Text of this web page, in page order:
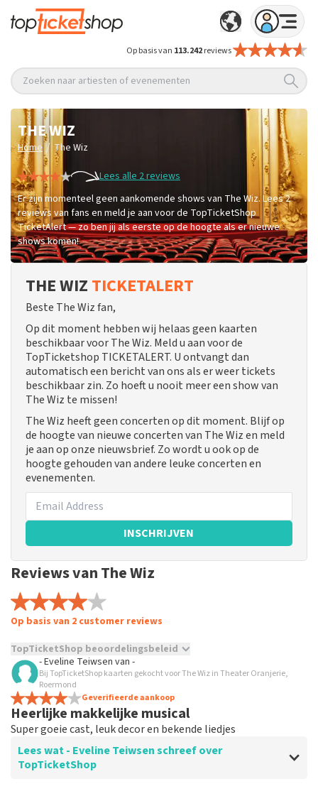
Op basis van 113.242reviews
Zoeken naar artiesten of evenementen
THE WIZ
Home / The Wiz
Lees alle 2 reviews
Er zijn momenteel geen aankomende shows van The Wiz. Lees 2
reviews van fans en meld je aan voor de TopTicketShop
TicketAlert — zo ben jij als eerste op de hoogte als er nieuwe
shows komen!
THE WIZ TICKETALERT
Beste The Wiz fan,
Op dit moment hebben wij helaas geen kaarten
beschikbaar voor The Wiz. Meld u aan voor de
TopTicketshop TICKETALERT. U ontvangt dan
automatisch een bericht van ons als er weer tickets
beschikbaar zin. Zo hoeft u nooit meer een show van
The Wiz te missen!
The Wiz heeft geen concerten op dit moment. Blijf op
de hoogte van nieuwe concerten van The Wiz en meld
je aan op onze nieuwsbrief. Zo wordt u ook op de
hoogte gehouden van andere leuke concerten en
evenementen.
INSCHRIJVEN
Reviews van The Wiz
Op basis van 2 customer reviews
TopTicketShop beoordelingsbeleid
TopTicketShop verzamelt reviews van echte klanten. Het is
niet mogelijk om een review achter te laten als je geen
tickets hebt aangeschaft bij TopTicketShop. Reviews met
grof taalgebruik en/of onwaarheden worden niet geplaatst.
Het kan enkele weken duren voordat een review wordt
geplaatst.
- Eveline Teiwsen van -
Bij TopTicketShop kaarten gekocht voor The Wiz in Theater Oranjerie,
Roermond
Geverifieerde aankoop
Heerlijke makkelijke musical
Super goeie cast, leuk decor en bekende liedjes
Lees wat - Eveline Teiwsen schreef over
TopTicketShop